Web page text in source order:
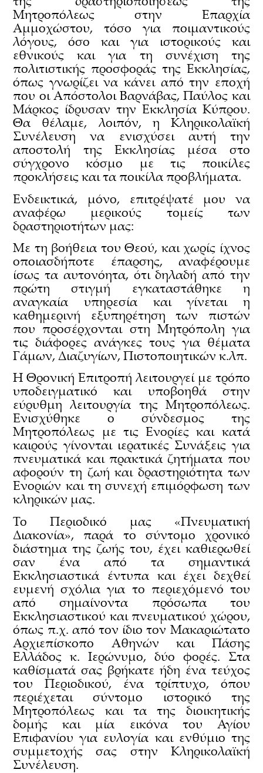
Μητροπόλεως στην Επαρχία
Αμμοχώστου, τόσο για ποιμαντικούς
λόγους, όσο και για ιστορικούς και
εθνικούς και για τη συνέχιση της
πολιτιστικής προσφοράς της Εκκλησίας,
όπως γνωρίζει να κάνει από την εποχή
που οι Απόστολοι Βαρνάβας, Παύλος και
Μάρκος ίδρυσαν την Εκκλησία Κύπρου.
Θα θέλαμε, λοιπόν, η Κληρικολαϊκή
Συνέλευση να ενισχύσει αυτή την
αποστολή της Εκκλησίας μέσα στο
σύγχρονο κόσμο με τις ποικίλες
προκλήσεις και τα ποικίλα προβλήματα.
Ενδεικτικά, μόνο, επιτρέψατέ μου να
αναφέρω μερικούς τομείς των
δραστηριοτήτων μας:
Με τη βοήθεια του Θεού, και χωρίς ίχνος
οποιασδήποτε έπαρσης, αναφέρουμε
ίσως τα αυτονόητα, ότι δηλαδή από την
πρώτη στιγμή εγκαταστάθηκε η
αναγκαία υπηρεσία και γίνεται η
καθημερινή εξυπηρέτηση των πιστών
που προσέρχονται στη Μητρόπολη για
τις διάφορες ανάγκες τους για θέματα
Γάμων, Διαζυγίων, Πιστοποιητικών κ.λπ.
Η Θρονική Επιτροπή λειτουργεί με τρόπο
υποδειγματικό και υποβοηθά στην
εύρυθμη λειτουργία της Μητροπόλεως.
Ενισχύθηκε ο σύνδεσμος της
Μητροπόλεως με τις Ενορίες και κατά
καιρούς γίνονται ιερατικές Συνάξεις για
πνευματικά και πρακτικά ζητήματα που
αφορούν τη ζωή και δραστηριότητα των
Ενοριών και τη συνεχή επιμόρφωση των
κληρικών μας.
Το Περιοδικό μας «Πνευματική
Διακονία», παρά το σύντομο χρονικό
διάστημα της ζωής του, έχει καθιερωθεί
σαν ένα από τα σημαντικά
Εκκλησιαστικά έντυπα και έχει δεχθεί
ευμενή σχόλια για το περιεχόμενό του
από σημαίνοντα πρόσωπα του
Εκκλησιαστικού και πνευματικού χώρου,
όπως π.χ. από τον ίδιο τον Μακαριώτατο
Αρχιεπίσκοπο Αθηνών και Πάσης
Ελλάδος κ. Ιερώνυμο, δύο φορές. Στα
καθίσματά σας βρήκατε ήδη ένα τεύχος
του Περιοδικού, ένα τρίπτυχο, όπου
περιέχεται σύντομο ιστορικό της
Μητροπόλεως και τα της διοικητικής
δομής και μία εικόνα του Αγίου
Επιφανίου για ευλογία και ενθύμιο της
συμμετοχής σας στην Κληρικολαϊκή
Συνέλευση.